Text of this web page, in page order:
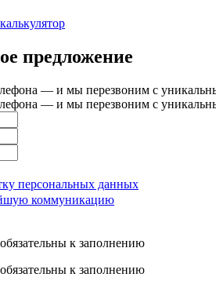
предложение
— и мы перезвоним с
— и мы перезвоним с
персональных данных
коммуникацию
к заполнению
к заполнению